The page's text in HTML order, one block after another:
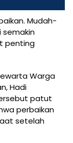
Mudah-
semakin
penting
Warga
Hadi
patut
perbaikan
setelah